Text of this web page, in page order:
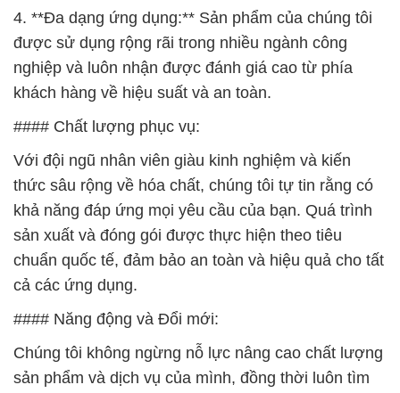
4. **Đa dạng ứng dụng:** Sản phẩm của chúng tôi
được sử dụng rộng rãi trong nhiều ngành công
nghiệp và luôn nhận được đánh giá cao từ phía
khách hàng về hiệu suất và an toàn.
#### Chất lượng phục vụ:
Với đội ngũ nhân viên giàu kinh nghiệm và kiến
thức sâu rộng về hóa chất, chúng tôi tự tin rằng có
khả năng đáp ứng mọi yêu cầu của bạn. Quá trình
sản xuất và đóng gói được thực hiện theo tiêu
chuẩn quốc tế, đảm bảo an toàn và hiệu quả cho tất
cả các ứng dụng.
#### Năng động và Đổi mới:
Chúng tôi không ngừng nỗ lực nâng cao chất lượng
sản phẩm và dịch vụ của mình, đồng thời luôn tìm